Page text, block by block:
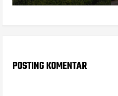
POSTING KOMENTAR